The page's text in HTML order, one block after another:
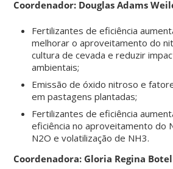
Coordenador: Douglas Adams
Fertilizantes de eficiência
melhorar o aproveitamento do
cultura de cevada e reduzir
ambientais;
Emissão de óxido nitroso e
em pastagens plantadas;
Fertilizantes de eficiência
eficiência no aproveitamento do
N2O e volatilização de NH3.
Coordenadora: Gloria Regina